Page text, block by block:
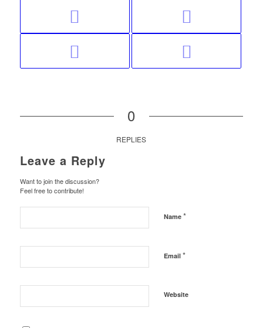
0
REPLIES
Leave a Reply
Want to join the discussion?
Feel free to contribute!
Name *
Email *
Website